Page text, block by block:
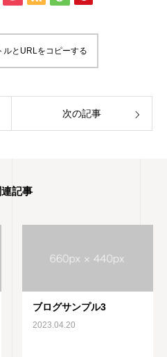
ルとURLをコピーする
次の記事
連記事
ブログサンプル3
2023.04.20